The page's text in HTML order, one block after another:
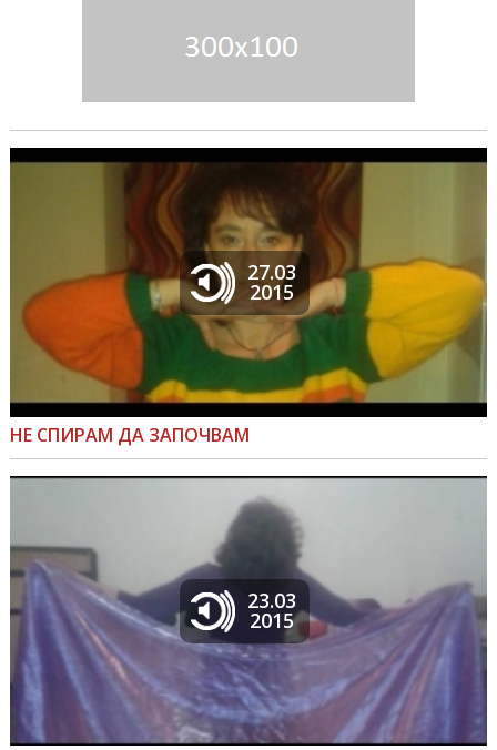
27.03
2015
НЕ СПИРАМ ДА ЗАПОЧВАМ
23.03
2015